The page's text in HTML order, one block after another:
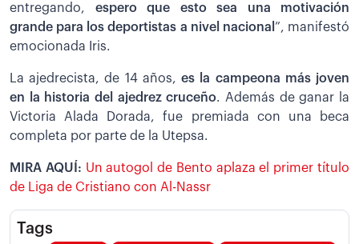
entregando, espero que esto sea una motivación
grande para los deportistas a nivel nacional ”, manifestó
emocionada Iris.
La ajedrecista, de 14 años,es la campeona más joven
en la historia del ajedrez cruceño. Además de ganar la
Victoria Alada Dorada, fue premiada con una beca
completa por parte de la Utepsa.
MIRA AQUÍ: Un autogol de Bento aplaza el primer título
de Liga de Cristiano con Al-Nassr
Tags